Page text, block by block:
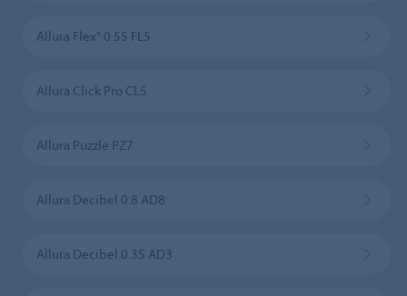
Allura Flex" 0.55 FL5
Allura Click Pro CL5
Allura Puzzle PZ7
Allura Decibel 0.8 AD8
Allura Decibel 0.35 AD3